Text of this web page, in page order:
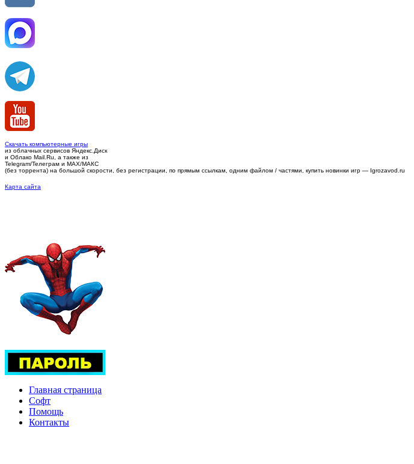
Скачать компьютерные игры
из облачных сервисов Яндекс.Диск
и Облако Mail.Ru, а также из
Telegram/Телеграм и MAX/МАКС
(без торрента) на большой скорости, без регистрации, по прямым ссылкам, одним файлом / частями, купить новинки игр — Igrozavod.ru
Карта сайта
Главная страница
Софт
Помощь
Контакты